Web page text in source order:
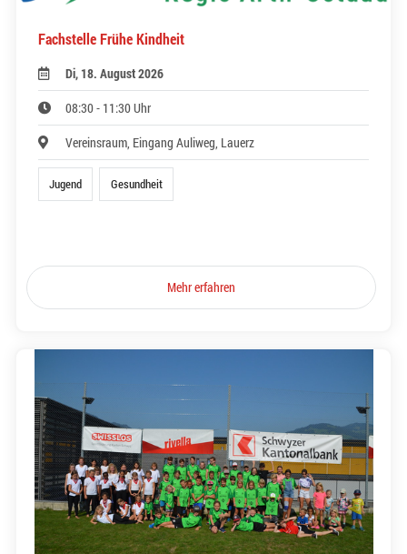
Fachstelle Frühe Kindheit
Di, 18. August 2026
08:30 - 11:30 Uhr
Vereinsraum, Eingang Auliweg, Lauerz
Jugend Gesundheit
Mehr erfahren